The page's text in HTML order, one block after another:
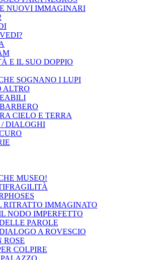
NUOVI IMMAGINARI
E IL SUO DOPPIO
SOGNANO I LUPI
ALTRO
CIELO E TERRA
DIALOGHI
MUSEO!
RITRATTO IMMAGINATO
NODO IMPERFETTO
PAROLE
A ROVESCIO
ROSE
COLPIRE